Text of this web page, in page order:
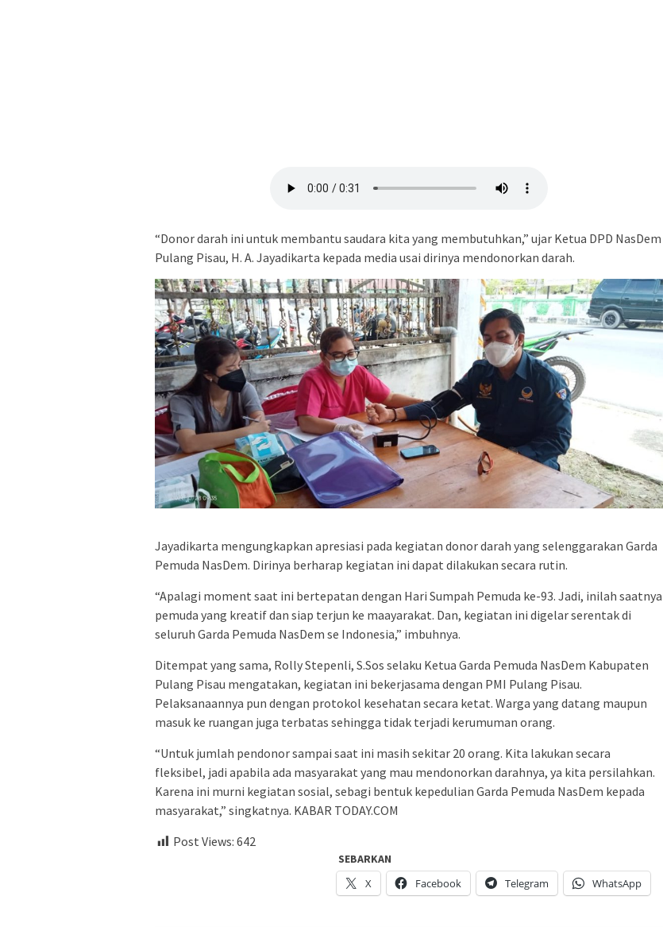
“Donor darah ini untuk membantu saudara kita yang membutuhkan,” ujar Ketua DPD NasDem
Pulang Pisau, H. A. Jayadikarta kepada media usai dirinya mendonorkan darah.
Jayadikarta mengungkapkan apresiasi pada kegiatan donor darah yang selenggarakan Garda
Pemuda NasDem. Dirinya berharap kegiatan ini dapat dilakukan secara rutin.
“Apalagi moment saat ini bertepatan dengan Hari Sumpah Pemuda ke-93. Jadi, inilah saatnya
pemuda yang kreatif dan siap terjun ke maayarakat. Dan, kegiatan ini digelar serentak di
seluruh Garda Pemuda NasDem se Indonesia,” imbuhnya.
Ditempat yang sama, Rolly Stepenli, S.Sos selaku Ketua Garda Pemuda NasDem Kabupaten
Pulang Pisau mengatakan, kegiatan ini bekerjasama dengan PMI Pulang Pisau.
Pelaksanaannya pun dengan protokol kesehatan secara ketat. Warga yang datang maupun
masuk ke ruangan juga terbatas sehingga tidak terjadi kerumuman orang.
“Untuk jumlah pendonor sampai saat ini masih sekitar 20 orang. Kita lakukan secara
fleksibel, jadi apabila ada masyarakat yang mau mendonorkan darahnya, ya kita persilahkan.
Karena ini murni kegiatan sosial, sebagi bentuk kepedulian Garda Pemuda NasDem kepada
masyarakat,” singkatnya. KABAR TODAY.COM
Post Views: 642
SEBARKAN
X
Facebook Telegram WhatsApp